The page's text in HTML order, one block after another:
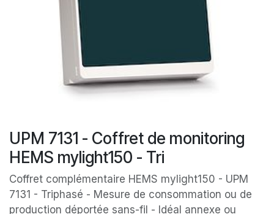
UPM 7131 - Coffret de monitoring
HEMS mylight150 - Tri
Coffret complémentaire HEMS mylight150 - UPM
7131 - Triphasé - Mesure de consommation ou de
production déportée sans-fil - Idéal annexe ou